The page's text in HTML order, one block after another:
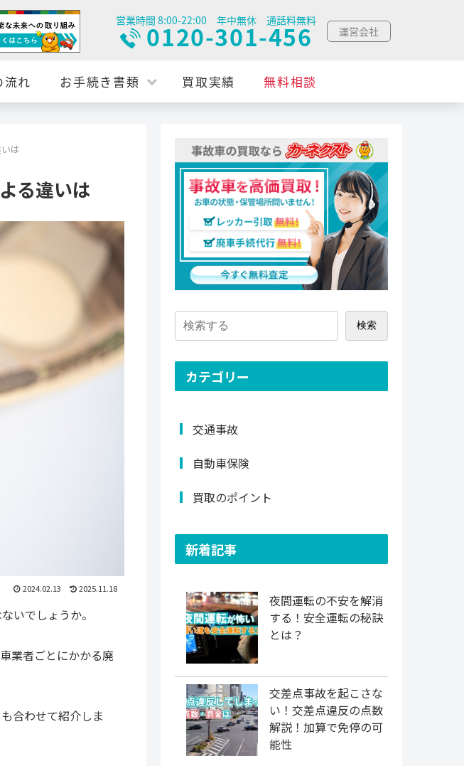
営業時間 8:00-22:00 年中無休 通話料無料
0120-301-456 運営会社
流れ お手続き書類 買取実績 無料相談
は
る違いは
2024.02.13 2025.11.18
いでしょうか。
業者ごとにかかる廃
合わせて紹介しま
検索
カテゴリー
交通事故
自動車保険
買取のポイント
新着記事
夜間運転の不安を解消
する！安全運転の秘訣
とは？
交差点事故を起こさな
い！交差点違反の点数
解説！加算で免停の可
能性